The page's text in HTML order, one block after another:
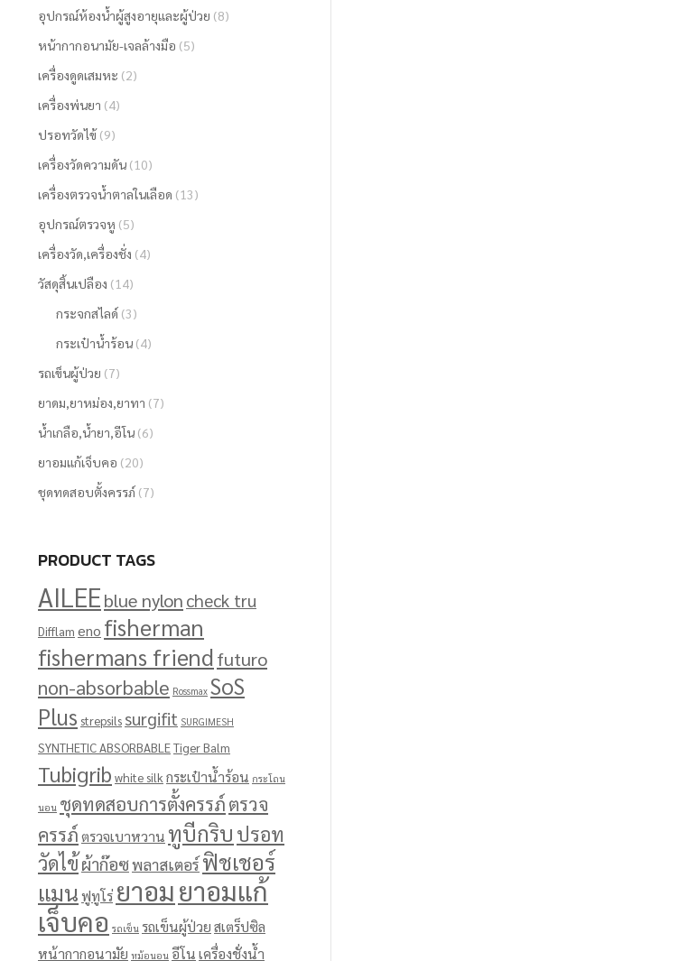
อุปกรณ์ห้องน้ำผู้สูงอายุและผู้ป่วย (8)
หน้ากากอนามัย-เจลล้างมือ (5)
เครื่องดูดเสมหะ (2)
เครื่องพ่นยา (4)
ปรอทวัดไข้ (9)
เครื่องวัดความดัน (10)
เครื่องตรวจน้ำตาลในเลือด (13)
อุปกรณ์ตรวจหู (5)
เครื่องวัด,เครื่องชั่ง (4)
วัสดุสิ้นเปลือง (14)
กระจกสไลด์ (3)
กระเป๋าน้ำร้อน (4)
รถเข็นผู้ป่วย (7)
ยาดม,ยาหม่อง,ยาทา (7)
น้ำเกลือ,น้ำยา,อีโน (6)
ยาอมแก้เจ็บคอ (20)
ชุดทดสอบตั้งครรภ์ (7)
PRODUCT TAGS
AILEEblue nylon check tru
Difflam eno fisherman
fishermans friend futuro
non-absorbable Rossmax SoS
Plus strepsils surgifit SURGIMESH
SYNTHETIC ABSORBABLETiger Balm
Tubigrib white silk กระเป๋าน้ำร้อน กระโถน
นอน ชุดทดสอบการตั้งครรภ์ตรวจ
ครรภ์ตรวจเบาหวาน ทูบีกริบ ปรอท
วัดไข้ผ้าก๊อซพลาสเตอร์ฟิชเชอร์
แมนฟูทูโร่ ยาอมยาอมแก้
เจ็บคอ รถเข็น รถเข็นผู้ป่วยสเตร็ปซิล
หน้ากากอนามัย หม้อนอน อีโนเครื่องชั่งน้ำ